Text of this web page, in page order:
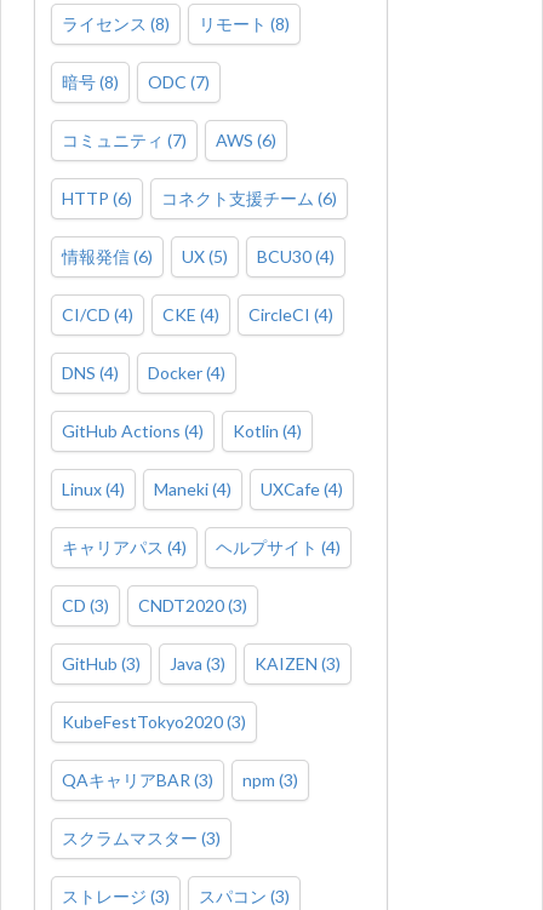
ライセンス (8) リモート (8)
暗号(8) ODC (7)
コミュニティ (7) AWS (6)
HTTP (6) コネクト支援チーム (6)
情報発信(6) UX(5) BCU30(4)
CI/CD (4) CKE (4) CircleCI (4)
DNS (4) Docker(4)
GitHub Actions (4) Kotlin (4)
Linux(4) Maneki(4) UXCafe(4)
キャリアパス (4) ヘルプサイト (4)
CD (3) CNDT2020(3)
GitHub (3) Java (3) KAIZEN (3)
KubeFestTokyo2020(3)
QAキャリアBAR (3) npm (3)
スクラムマスター (3)
ストレージ (3) スパコン (3)